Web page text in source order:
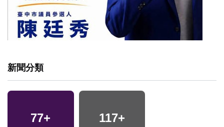
新聞分類
77+ 117+